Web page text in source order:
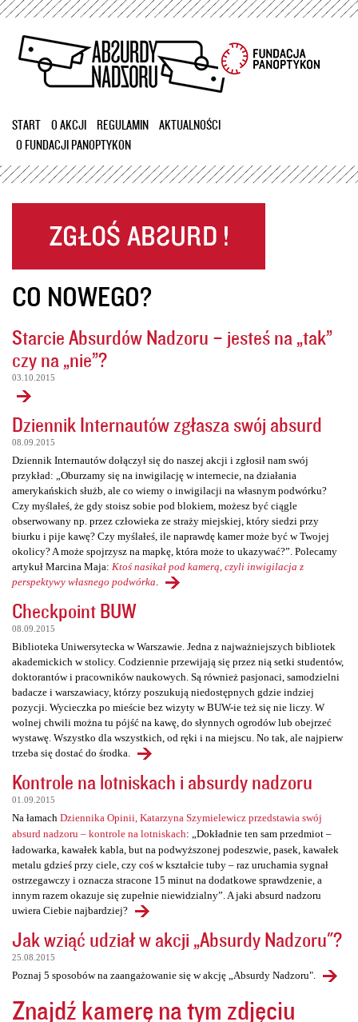
Przejdź
treści
START O AKCJI REGULAMIN
AKTUALNOŚCI
O FUNDACJI PANOPTYKON
CO NOWEGO?
Starcie Absurdów Nadzoru – jesteś na „tak”
czy na „nie”?
03.10.2015
Dziennik Internautów zgłasza swój absurd
08.09.2015
Dziennik Internautów dołączył się do naszej akcji i zgłosił nam swój
przykład: „Oburzamy się na inwigilację w internecie, na działania
amerykańskich służb, ale co wiemy o inwigilacji na własnym podwórku?
Czy myślałeś, że gdy stoisz sobie pod blokiem, możesz być ciągle
obserwowany np. przez człowieka ze straży miejskiej, który siedzi przy
biurku i pije kawę? Czy myślałeś, ile naprawdę kamer może być w Twojej
okolicy? A może spojrzysz na mapkę, która może to ukazywać?”. Polecamy
artykuł Marcina Maja: Ktoś nasikał pod kamerą, czyli inwigilacja z
perspektywy własnego podwórka
Checkpoint BUW
08.09.2015
Biblioteka Uniwersytecka w Warszawie. Jedna z najważniejszych bibliotek
akademickich w stolicy. Codziennie przewijają się przez nią setki studentów,
doktorantów i pracowników naukowych. Są również pasjonaci, samodzielni
badacze i warszawiacy, którzy poszukują niedostępnych gdzie indziej
pozycji. Wycieczka po mieście bez wizyty w BUW-ie też się nie liczy. W
wolnej chwili można tu pójść na kawę, do słynnych ogrodów lub obejrzeć
wystawę. Wszystko dla wszystkich, od ręki i na miejscu. No tak, ale najpierw
trzeba się dostać do środka.
Kontrole na lotniskach i absurdy nadzoru
01.09.2015
Na łamach Dziennika Opinii, Katarzyna Szymielewicz przedstawia swój
absurd nadzoru – kontrole na lotniskach: „Dokładnie ten sam przedmiot –
ładowarka, kawałek kabla, but na podwyższonej podeszwie, pasek, kawałek
metalu gdzieś przy ciele, czy coś w kształcie tuby – raz uruchamia sygnał
ostrzegawczy i oznacza stracone 15 minut na dodatkowe sprawdzenie, a
innym razem okazuje się zupełnie niewidzialny”. A jaki absurd nadzoru
uwiera Ciebie najbardziej?
Jak wziąć udział w akcji „Absurdy Nadzoru"?
25.08.2015
Poznaj 5 sposobów na zaangażowanie się w akcję „Absurdy Nadzoru".
Znajdź kamerę na tym zdjęciu